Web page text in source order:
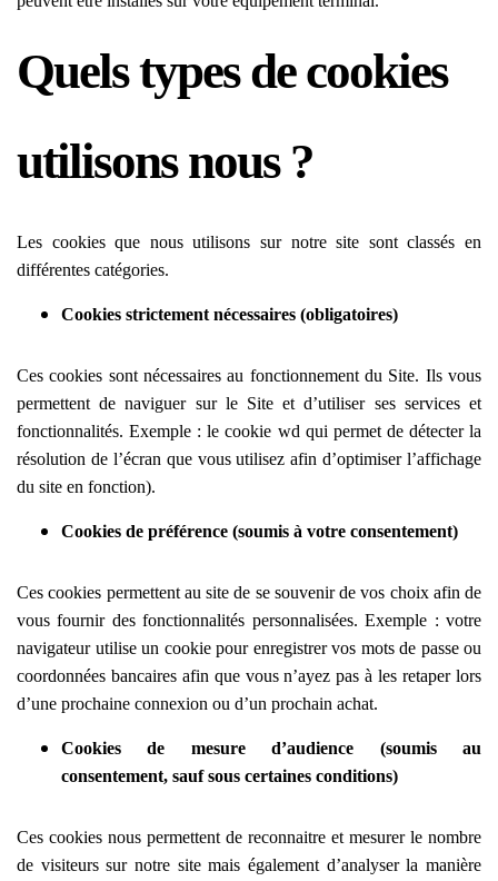
Quels types de cookies
utilisons nous ?
Les cookies que nous utilisons sur notre site sont classés en
différentes catégories.
Cookies strictement nécessaires (obligatoires)
Ces cookies sont nécessaires au fonctionnement du Site. Ils vous
permettent de naviguer sur le Site et d’utiliser ses services et
fonctionnalités. Exemple : le cookie wd qui permet de détecter la
résolution de l’écran que vous utilisez afin d’optimiser l’affichage
du site en fonction).
Cookies de préférence (soumis à votre consentement)
Ces cookies permettent au site de se souvenir de vos choix afin de
vous fournir des fonctionnalités personnalisées. Exemple : votre
navigateur utilise un cookie pour enregistrer vos mots de passe ou
coordonnées bancaires afin que vous n’ayez pas à les retaper lors
d’une prochaine connexion ou d’un prochain achat.
Cookies de mesure d’audience (soumis au
consentement, sauf sous certaines conditions)
Ces cookies nous permettent de reconnaitre et mesurer le nombre
de visiteurs sur notre site mais également d’analyser la manière